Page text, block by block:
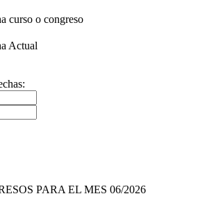
curso o congreso
Actual
PARA EL MES 06/2026